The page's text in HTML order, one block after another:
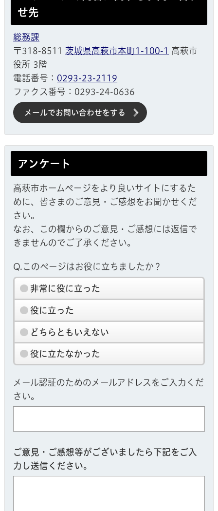
せ先
総務課
〒318-8511 茨城県高萩市本町1-100-1 高萩市
役所 3階
電話番号： 0293-23-2119
ファクス番号：0293-24-0636
メールでお問い合わせをする
アンケート
高萩市ホームページをより良いサイトにするた
めに、皆さまのご意見・ご感想をお聞かせくだ
さい。
なお、この欄からのご意見・ご感想には返信で
きませんのでご了承ください。
Q.このページはお役に立ちましたか？
非常に役に立った
役に立った
どちらともいえない
役に立たなかった
メール認証のためのメールアドレスをご入力くだ
さい。
ご意見・ご感想等がございましたら下記をご入
力し送信ください。